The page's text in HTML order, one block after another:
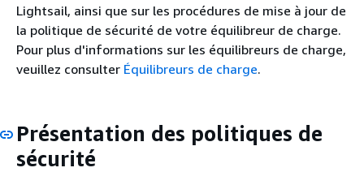
Lightsail, ainsi que sur les procédures de mise à jour de
la politique de sécurité de votre équilibreur de charge.
Pour plus d'informations sur les équilibreurs de charge,
veuillez consulter Équilibreurs de charge.
Présentation des politiques de
sécurité